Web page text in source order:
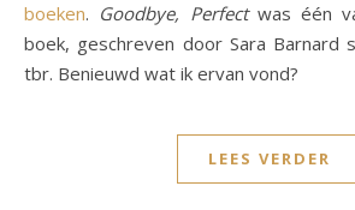
boeken. Goodbye, Perfectwas één
boek, geschreven door Sara Barnard
tbr. Benieuwd wat ik ervan vond?
LEES VERDER